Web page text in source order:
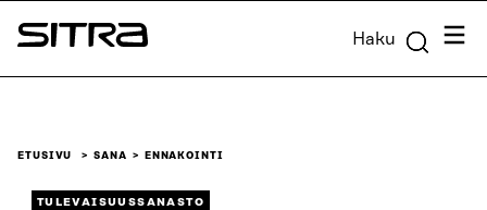
Siirry
suoraan
Sitra Haku
ETUSIVU SANA ENNAKOINTI
TULEVAISUUSSANASTO